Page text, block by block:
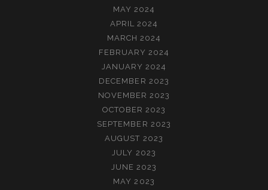
MAY 2024
APRIL 2024
MARCH 2024
FEBRUARY 2024
JANUARY 2024
DECEMBER 2023
NOVEMBER 2023
OCTOBER 2023
SEPTEMBER 2023
AUGUST 2023
JULY 2023
JUNE 2023
MAY 2023